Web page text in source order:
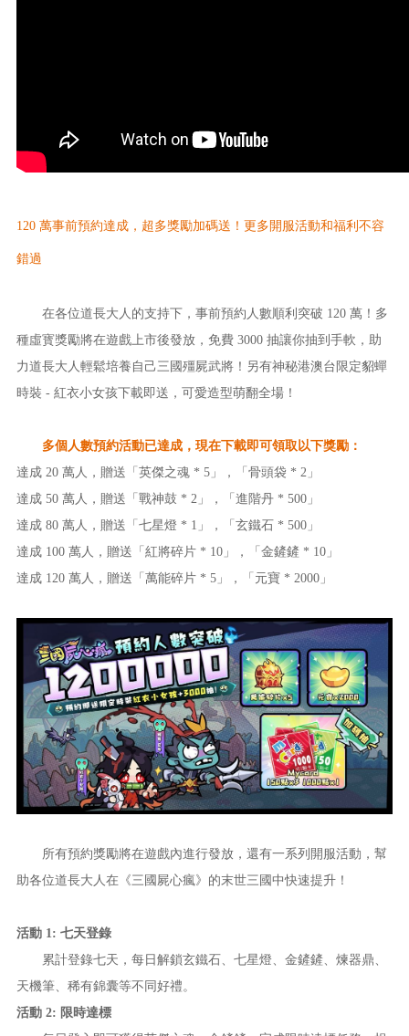
120 萬事前預約達成，超多獎勵加碼送！更多開服活動和福利不容
錯過
在各位道長大人的支持下，事前預約人數順利突破 120 萬！多
種虛寳獎勵將在遊戲上市後發放，免費 3000 抽讓你抽到手軟，助
力道長大人輕鬆培養自己三國殭屍武將！另有神秘港澳台限定貂蟬
時裝 - 紅衣小女孩下載即送，可愛造型萌翻全場！
多個人數預約活動已達成，現在下載即可領取以下獎勵：
達成 20 萬人，贈送「英傑之魂 * 5」，「骨頭袋 * 2」
達成 50 萬人，贈送「戰神鼓 * 2」，「進階丹 * 500」
達成 80 萬人，贈送「七星燈 * 1」，「玄鐵石 * 500」
達成 100 萬人，贈送「紅將碎片 * 10」，「金鏟鏟 * 10」
達成 120 萬人，贈送「萬能碎片 * 5」，「元寶 * 2000」
所有預約獎勵將在遊戲內進行發放，還有一系列開服活動，幫
助各位道長大人在《三國屍心瘋》的末世三國中快速提升！
活動 1: 七天登錄
累計登錄七天，每日解鎖玄鐵石、七星燈、金鏟鏟、煉器鼎、
天機筆、稀有錦囊等不同好禮。
活動 2: 限時達標